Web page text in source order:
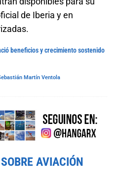
de Iberia y en
beneficios y crecimiento sostenido
Martín Ventola
AVIACIÓN